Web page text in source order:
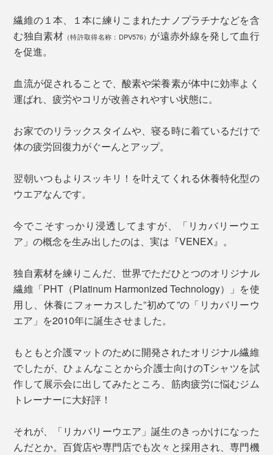
繊維の１本、１本に練りこまれたナノプラチナなどを含
む独自素材 （特許取得名称：DPV576） が遠赤外線を発して血行
を促進。
血流が促されることで、酸素や栄養素が体中に効率よく
運ばれ、疲労やコリが改善されやすい状態に。
お家でのリラックスタイムや、寝る時に着ているだけで
体の疲労回復力がぐーんとアップ。
翌朝いつもよりスッキリ！を叶えてくれる休養特化型の
ウエアなんです。
今でこそすっかり浸透してますが、「リカバリーウエ
ア」の概念を生み出したのは、実は『VENEX』。
独自素材を練りこんだ、世界でただひとつのオリジナル
繊維「PHT（Platinum Harmonized Technology）」を使
用し、休養にフォーカスした”初めて”の「リカバリーウ
エア」を2010年に誕生させました。
もともと介護マットのために開発されたオリジナル繊維
でしたが、ひょんなことから介護士向けのTシャツを試
作して展示会に出してみたところ、筋肉疲労に悩むジム
トレーナーに大好評！
それが、「リカバリーウエア」誕生のきっかけになった
んだとか。百貨店や専門店でも次々と採用され、専門機